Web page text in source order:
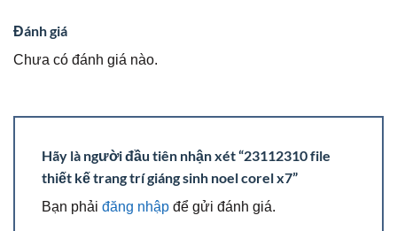
Đánh giá
Chưa có đánh giá nào.
Hãy là người đầu tiên nhận xét “23112310 file
thiết kế trang trí giáng sinh noel corel x7”
Bạn phải đăng nhập để gửi đánh giá.